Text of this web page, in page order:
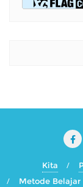
Kita
Metode Belajar